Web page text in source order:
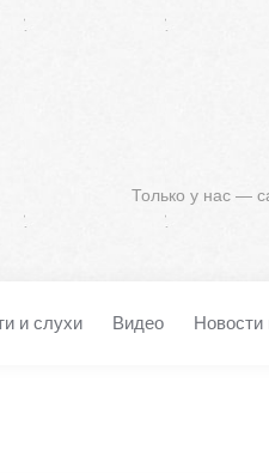
Только у нас —
и слухи Видео Новости